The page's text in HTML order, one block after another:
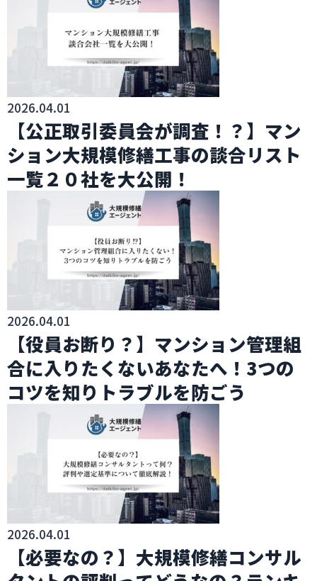
2026.04.01
【公正取引委員会が調査！？】マン
ション大規模修繕工事の談合リスト
一覧２０社を大公開！
2026.04.01
【役員お断り？】マンション管理組
合に入りたくないあなたへ！3つの
コツを知りトラブルを防ごう
2026.04.01
【必要なの？】大規模修繕コンサル